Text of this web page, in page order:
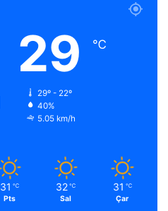
29 ℃
29º - 22º
40%
5.05 km/h
31 ℃
Pts
32 ℃
Sal
31 ℃
Çar